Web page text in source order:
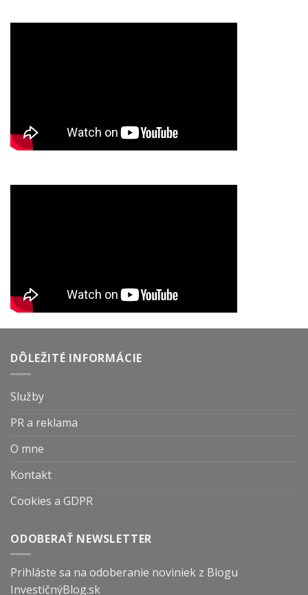
DÔLEŽITÉ INFORMÁCIE
Služby
PR a reklama
O mne
Kontakt
Cookies a GDPR
ODOBERAŤ NEWSLETTER
Prihláste sa na odoberanie noviniek z Blogu
InvestičnýBlog.sk